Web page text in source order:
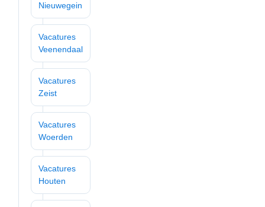
Nieuwegein
Vacatures
Veenendaal
Vacatures
Zeist
Vacatures
Woerden
Vacatures
Houten